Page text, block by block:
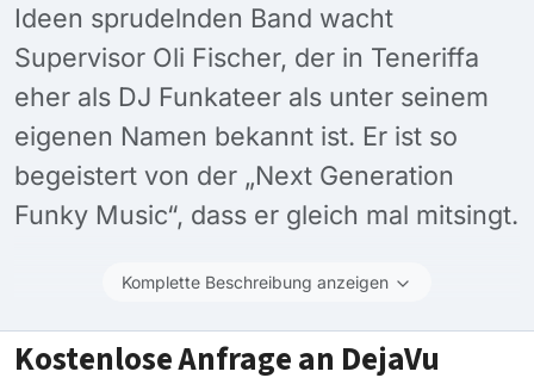
Ideen sprudelnden Band wacht
Supervisor Oli Fischer, der in Teneriffa
eher als DJ Funkateer als unter seinem
eigenen Namen bekannt ist. Er ist so
begeistert von der „Next Generation
Funky Music“, dass er gleich mal mitsingt.
Komplette Beschreibung anzeigen
Kostenlose Anfrage an DejaVu